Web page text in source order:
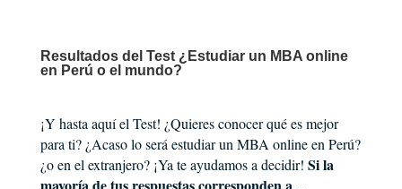
Resultados del Test ¿Estudiar un MBA online
en Perú o el mundo?
¡Y hasta aquí el Test! ¿Quieres conocer qué es mejor
para ti? ¿Acaso lo será estudiar un MBA online en Perú?
¿o en el extranjero? ¡Ya te ayudamos a decidir! Si la
…